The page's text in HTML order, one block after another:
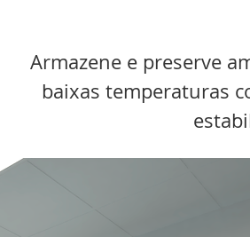
Armazene e preserve
baixas temperaturas